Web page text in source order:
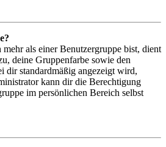
als einer Benutzergruppe bist, dient
deine Gruppenfarbe sowie den
dir standardmäßig angezeigt wird,
kann dir die Berechtigung
im persönlichen Bereich selbst